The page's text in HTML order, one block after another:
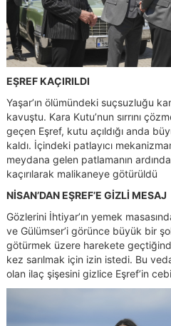
EŞREF KAÇIRILDI
Yaşar’ın ölümündeki suçsuzluğu
kavuştu. Kara Kutu’nun sırrını
geçen Eşref, kutu açıldığı anda
kaldı. İçindeki patlayıcı
meydana gelen patlamanın
kaçırılarak malikaneye götürüldü
NİSAN’DAN EŞREF’E GİZLİ MESAJ
Gözlerini İhtiyar’ın yemek
ve Gülümser’i görünce büyük bir
götürmek üzere harekete
kez sarılmak için izin istedi. Bu
olan ilaç şişesini gizlice Eşref’in